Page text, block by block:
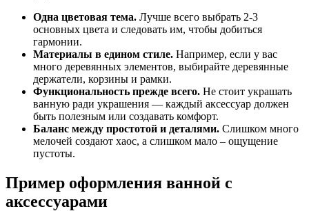
Одна цветовая тема. Лучше всего выбрать 2-3
основных цвета и следовать им, чтобы добиться
гармонии.
Материалы в едином стиле. Например, если у вас
много деревянных элементов, выбирайте деревянные
держатели, корзины и рамки.
Функциональность прежде всего. Не стоит украшать
ванную ради украшения — каждый аксессуар должен
быть полезным или создавать комфорт.
Баланс между простотой и деталями. Слишком много
мелочей создают хаос, а слишком мало – ощущение
пустоты.
Пример оформления ванной с
аксессуарами